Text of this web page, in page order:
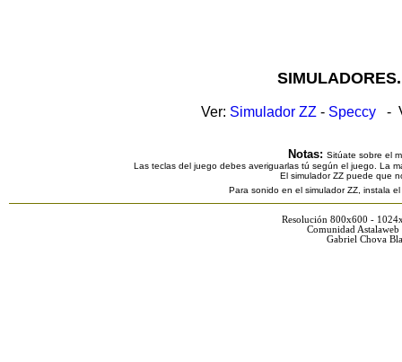
Ver: Simulador ZZ - Speccy -
Notas: Sitúate sobre el
Las teclas del juego debes averiguarlas tú según el juego. La
El simulador ZZ puede que
Para sonido en el simulador ZZ, instala
Resolución 800x600 -
Comunidad
Gabriel Chova